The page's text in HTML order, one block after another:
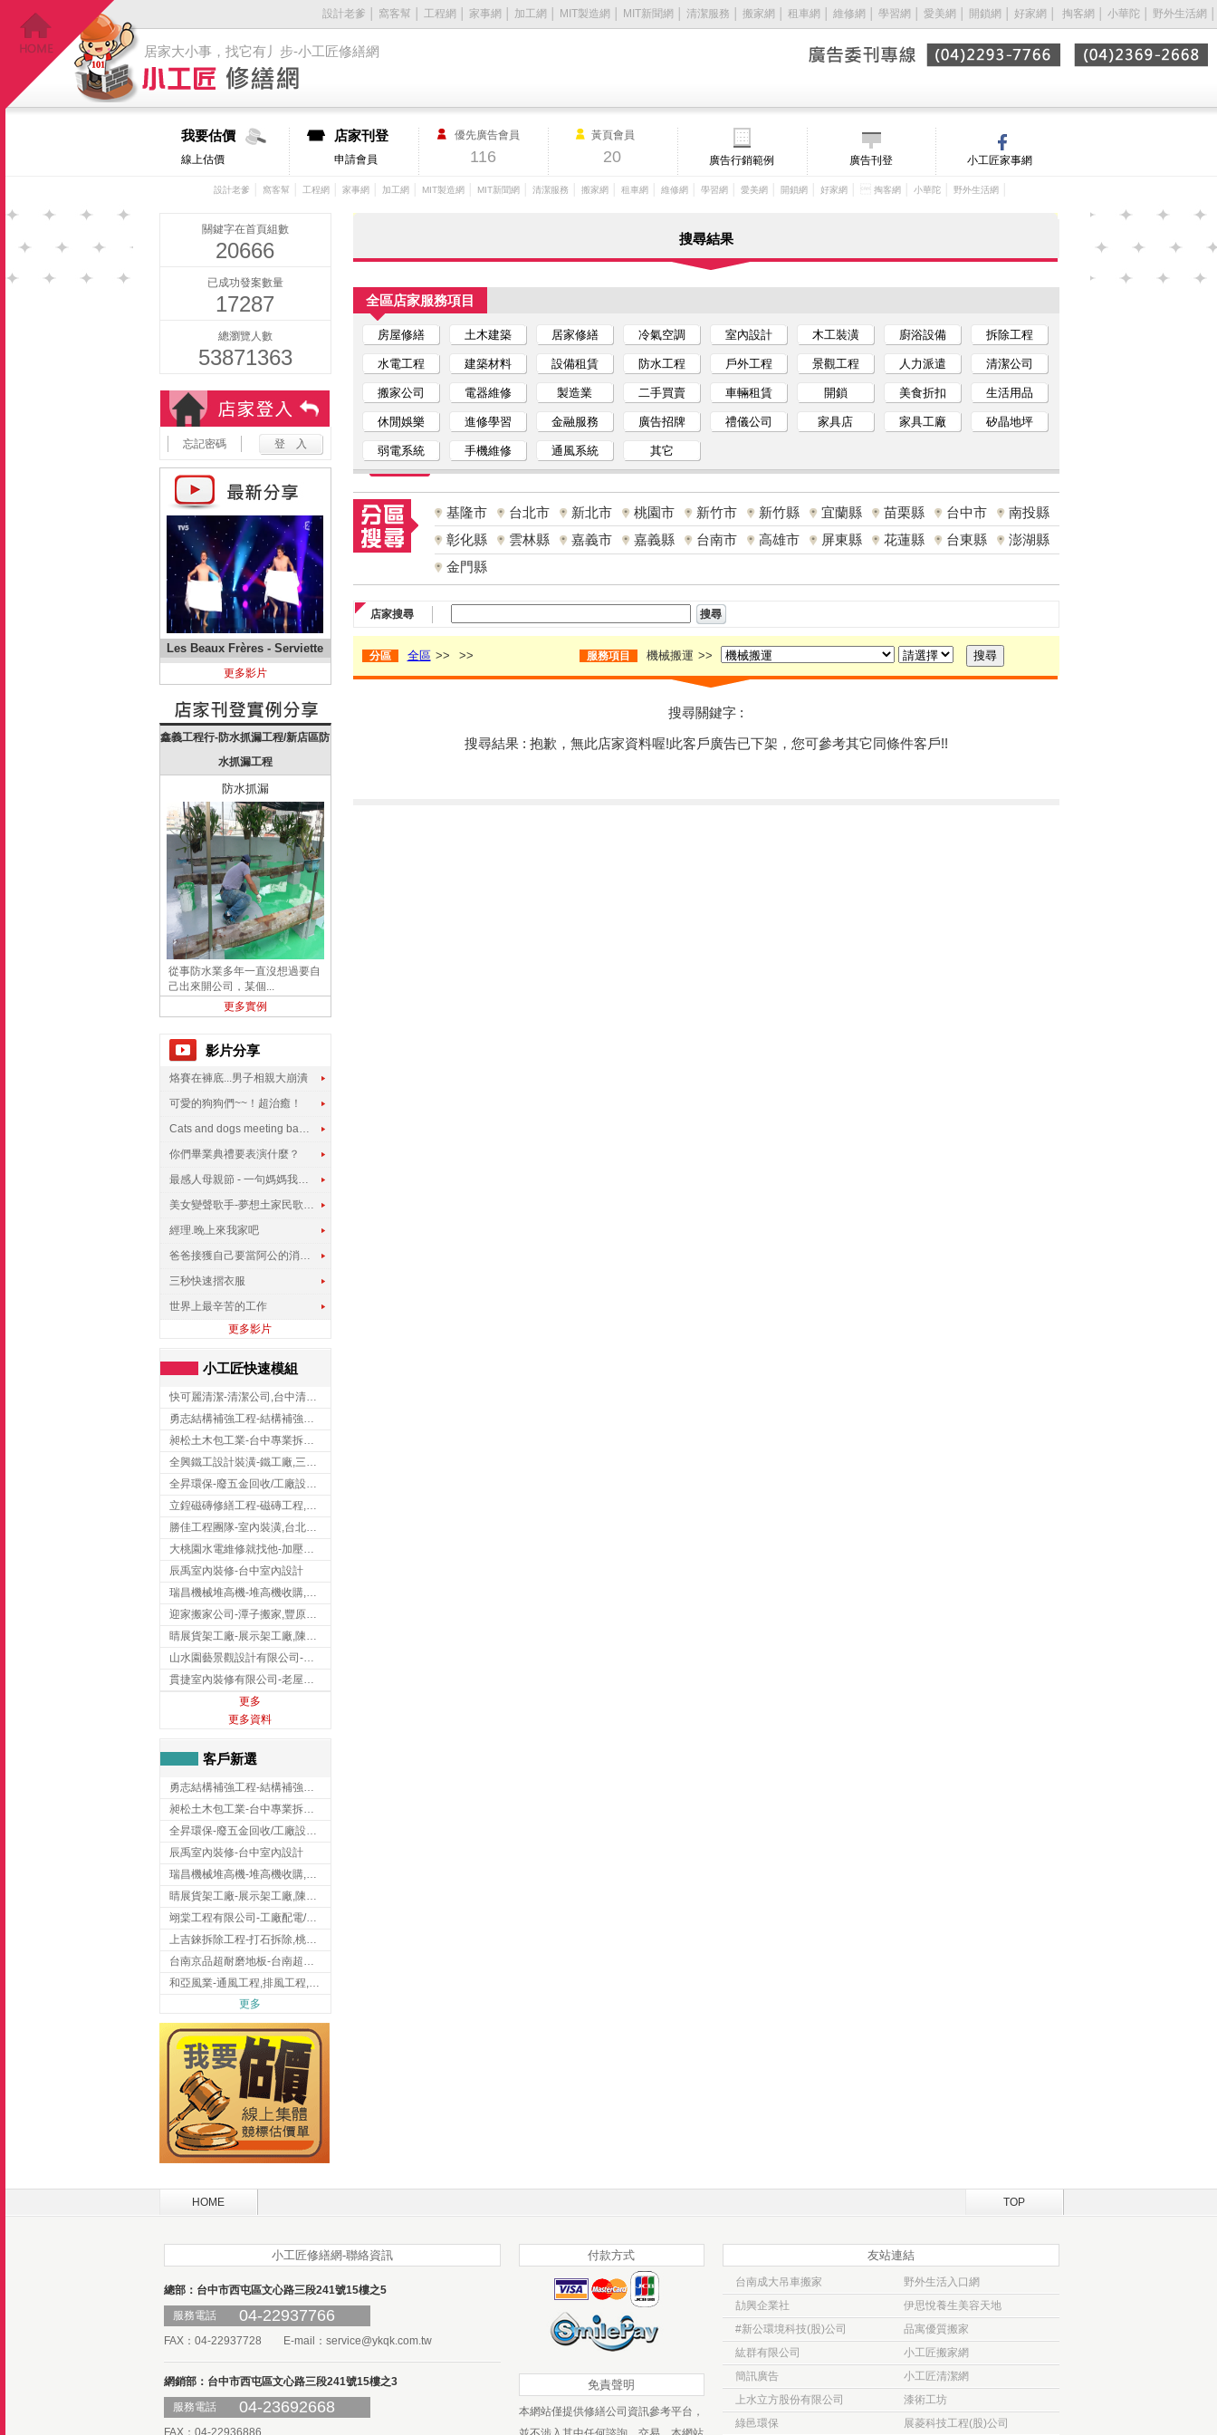
居家大小事，找它有丿步-小工匠修繕網
設計老爹 窩客幫 工程網 家事網 加工網 MIT製造網 MIT新聞網 清潔服務 搬家網 租車網 維修網 學習網 愛美網 開鎖網 好家網 掏客網 小華陀 野外生活網
我要估價
線上估價
店家刊登
申請會員
優先廣告會員
116
黃頁會員
20 廣告行銷範例 廣告刊登 小工匠家事網
設計老爹 窩客幫 工程網 家事網 加工網 MIT製造網 MIT新聞網 清潔服務 搬家網 租車網 維修網 學習網 愛美網 開鎖網 好家網 │  掏客網 小華陀 野外生活網
關鍵字在首頁組數
20666
已成功發案數量
17287
總瀏覽人數
53871363
忘記密碼
Les Beaux Frères - Serviette
更多影片
鑫義工程行-防水抓漏工程/新店區防
水抓漏工程
防水抓漏
從事防水業多年一直沒想過要自
己出來開公司，某個...
更多實例
影片分享
烙賽在褲底...男子相親大崩潰
可愛的狗狗們~~！超治癒！
Cats and dogs meeting babies for the first time
你們畢業典禮要表演什麼？
最感人母親節 - 一句媽媽我愛你
美女變聲歌手-夢想土家民歌傳遍世界
經理.晚上來我家吧
爸爸接獲自己要當阿公的消息，反應史上最可愛!!!
三秒快速摺衣服
世界上最辛苦的工作
更多影片
小工匠快速模組
快可麗清潔-清潔公司,台中清潔公司,台中居家清潔
勇志結構補強工程-結構補強工程 ,桃園結構補強工程,龍潭結構補強工程
昶松土木包工業-台中專業拆除工程/挖土機出租
全興鐵工設計裝潢-鐵工廠,三峽鐵工廠,台北鐵工廠
全昇環保-廢五金回收/工廠設備收購/機械設備回收/高價收購廠房設備
立鍠磁磚修繕工程-磁磚工程,磁磚修補,新竹磁磚工程
勝佳工程團隊-室內裝潢,台北房屋裝修,三重室內裝修
大桃園水電維修就找他-加壓馬達,抽水馬達,桃園水電行,中壢水電
辰禹室內裝修-台中室內設計
瑞昌機械堆高機-堆高機收購,新北市堆高機,桃園堆高機
迎家搬家公司-潭子搬家,豐原搬家,大雅搬家,大甲搬家,台中推薦搬家,台中搬家
睛展貨架工廠-展示架工廠,陳列架,台中展示架工廠
山水園藝景觀設計有限公司-景觀工程,景觀設計,新竹園藝工程,新竹景觀設計
貫捷室內裝修有限公司-老屋翻新工程,台中老屋翻新工程,台中舊屋翻新
更多
更多資料
客戶新選
勇志結構補強工程-結構補強工程 ,桃園結構補強工程,龍潭結構補強工程
昶松土木包工業-台中專業拆除工程/挖土機出租
全昇環保-廢五金回收/工廠設備收購/機械設備回收/高價收購廠房設備
辰禹室內裝修-台中室內設計
瑞昌機械堆高機-堆高機收購,新北市堆高機,桃園堆高機
睛展貨架工廠-展示架工廠,陳列架,台中展示架工廠
翊棠工程有限公司-工廠配電/高雄消防機電公司
上吉錸拆除工程-打石拆除,桃園打石拆除,桃園拆除工程
台南京品超耐磨地板-台南超耐磨地板
和亞風業-通風工程,排風工程,彰化通風工程,彰化排風工程
更多
搜尋結果
全區店家服務項目
房屋修繕 土木建築 居家修繕 冷氣空調 室內設計 木工裝潢 廚浴設備 拆除工程
水電工程 建築材料 設備租賃 防水工程 戶外工程 景觀工程 人力派遣 清潔公司
搬家公司 電器維修 製造業 二手買賣 車輛租賃 開鎖 美食折扣 生活用品
休閒娛樂 進修學習 金融服務 廣告招牌 禮儀公司 家具店 家具工廠 矽晶地坪
弱電系統 手機維修 通風系統 其它
基隆市 台北市 新北市 桃園市 新竹市 新竹縣 宜蘭縣 苗栗縣 台中市
南投縣
彰化縣
雲林縣 嘉義市 嘉義縣 台南市 高雄市 屏東縣 花蓮縣 台東縣
澎湖縣
金門縣
店家搜尋
分區 全區 >> >> 服務項目 機械搬運 >>
搜尋關鍵字 :
搜尋結果 : 抱歉，無此店家資料喔!此客戶廣告已下架，您可參考其它同條件客戶!!
HOME TOP
小工匠修繕網-聯絡資訊
總部：台中市西屯區文心路三段241號15樓之5
服務電話
04-22937766
FAX：04-22937728 E-mail： service@ykqk.com.tw
網銷部：台中市西屯區文心路三段241號15樓之3
服務電話
04-23692668
FAX：04-22936886
付款方式
免責聲明
本網站僅提供修繕公司資訊參考平台，
友站連結
台南成大吊車搬家
野外生活入口網
劼興企業社
伊思悅養生美容天地
#新公環境科技(股)公司
品寓優質搬家
紘群有限公司
小工匠搬家網
簡訊廣告
小工匠清潔網
上水立方股份有限公司
漆術工坊
綠邑環保
展菱科技工程(股)公司